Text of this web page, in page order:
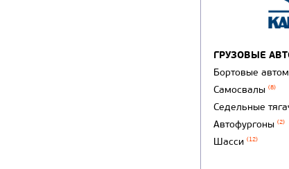
ГРУЗОВЫЕ
Бортовые
Самосвалы (8)
Седельные
Автофургоны (2)
Шасси (12)